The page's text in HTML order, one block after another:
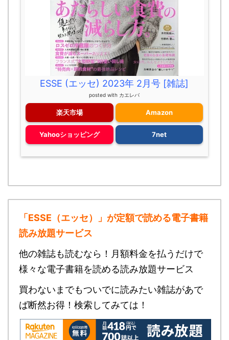
ESSE (エッセ) 2023年 2月号 [雑誌]
posted with カエレバ
楽天市場 Amazon
Yahooショッピング 7net
「ESSE（エッセ）」が定額で読める電子書籍
読み放題サービス
他の雑誌も読むなら！月額料金を払うだけで
様々な電子書籍を読める読み放題サービス
買わないまでもついでに読みたい雑誌があで
ば断然お得！検索してみては！